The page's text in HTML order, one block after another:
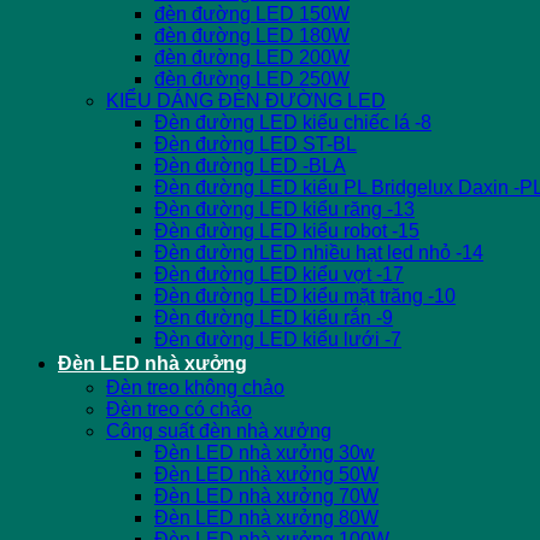
đèn đường LED 150W
đèn đường LED 180W
đèn đường LED 200W
đèn đường LED 250W
KIỂU DÁNG ĐÈN ĐƯỜNG LED
Đèn đường LED kiểu chiếc lá -8
Đèn đường LED ST-BL
Đèn đường LED -BLA
Đèn đường LED kiểu PL Bridgelux Daxin -
Đèn đường LED kiểu răng -13
Đèn đường LED kiểu robot -15
Đèn đường LED nhiều hạt led nhỏ -14
Đèn đường LED kiểu vợt -17
Đèn đường LED kiểu mặt trăng -10
Đèn đường LED kiểu rắn -9
Đèn đường LED kiểu lưới -7
Đèn LED nhà xưởng
Đèn treo không chảo
Đèn treo có chảo
Công suất đèn nhà xưởng
Đèn LED nhà xưởng 30w
Đèn LED nhà xưởng 50W
Đèn LED nhà xưởng 70W
Đèn LED nhà xưởng 80W